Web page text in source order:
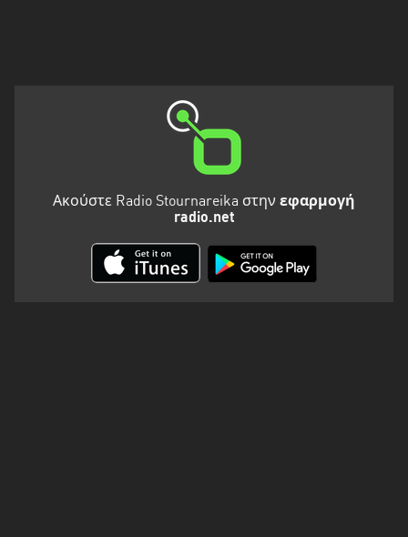
Ακούστε Radio Stournareika στην εφαρμογή
radio.net